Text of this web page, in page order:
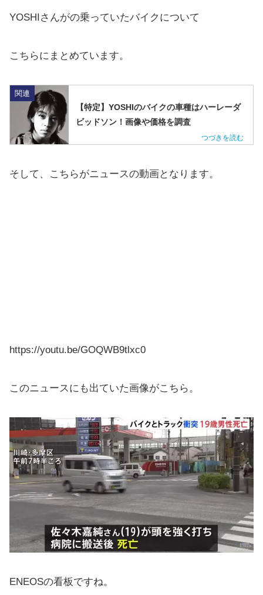
YOSHIさんがの乗っていたバイクについて
こちらにまとめています。
関連
【特定】YOSHIのバイクの車種はハーレーダ
ビッドソン！画像や価格を調査
そして、こちらがニュースの動画となります。
https://youtu.be/GOQWB9tlxc0
このニュースにも出ていた画像がこちら。
ENEOSの看板ですね。